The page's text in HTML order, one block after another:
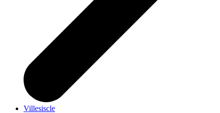
Villesiscle